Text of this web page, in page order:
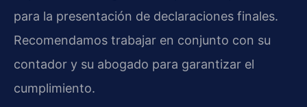
para la presentación de declaraciones finales.
Recomendamos trabajar en conjunto con su
contador y su abogado para garantizar el
cumplimiento.